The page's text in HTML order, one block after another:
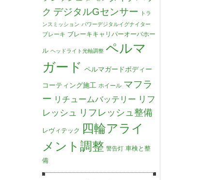
ク デジタルGセンサー
トラ
ンスミッション パワーデジタルイグナイター
ブレーキ ブレーキキャリパーオーバホー
ル ヘッドライト光軸調整 ペルマ
ガード ペルマガードボディー
コーティング施工 ホイール マフラ
ー リチュームバッテリー リフ
レッシュ
リフレッシュ整備
レヴィテック 四輪アライ
メント調整 警告灯 車検と整
備